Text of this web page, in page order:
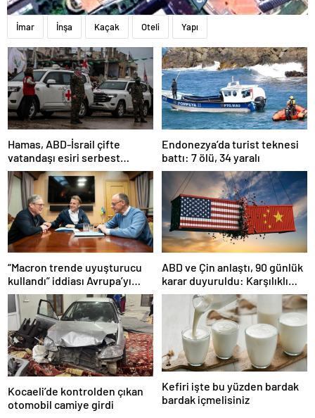
İmar İnşa Kaçak Oteli Yapı
Hamas, ABD-İsrail çifte
vatandaşı esiri serbest
bırakacağını duyurdu
Endonezya’da turist teknesi
battı: 7 ölü, 34 yaralı
“Macron trende uyuşturucu
kullandı” iddiası Avrupa’yı
karıştırmıştı: Fransa’dan
“peçeteli” yalanlama geldi!
ABD ve Çin anlaştı, 90 günlük
karar duyuruldu: Karşılıklı
tarife indirimi geldi!
Kocaeli’de kontrolden çıkan
otomobil camiye girdi
Kefiri işte bu yüzden bardak
bardak içmelisiniz